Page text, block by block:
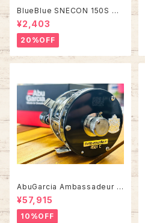
BlueBlue SNECON 150S ス
ネコン 150S
¥2,403
20%OFF
AbuGarcia Ambassadeur 4
501C FACTORY TUNED アン
バサダー ファクトリーチューン
¥57,915
10%OFF